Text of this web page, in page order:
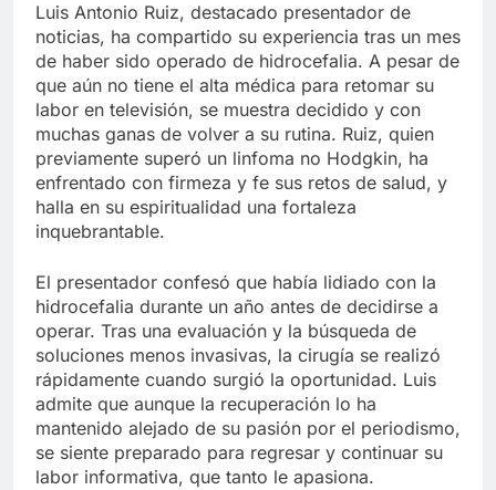
Luis Antonio Ruiz, destacado presentador de
noticias, ha compartido su experiencia tras un mes
de haber sido operado de hidrocefalia. A pesar de
que aún no tiene el alta médica para retomar su
labor en televisión, se muestra decidido y con
muchas ganas de volver a su rutina. Ruiz, quien
previamente superó un linfoma no Hodgkin, ha
enfrentado con firmeza y fe sus retos de salud, y
halla en su espiritualidad una fortaleza
inquebrantable.
El presentador confesó que había lidiado con la
hidrocefalia durante un año antes de decidirse a
operar. Tras una evaluación y la búsqueda de
soluciones menos invasivas, la cirugía se realizó
rápidamente cuando surgió la oportunidad. Luis
admite que aunque la recuperación lo ha
mantenido alejado de su pasión por el periodismo,
se siente preparado para regresar y continuar su
labor informativa, que tanto le apasiona.